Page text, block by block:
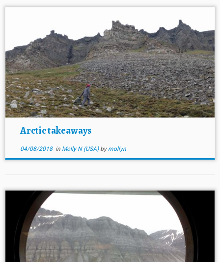
Arctic takeaways
04/08/2018in Molly N (USA) by mollyn